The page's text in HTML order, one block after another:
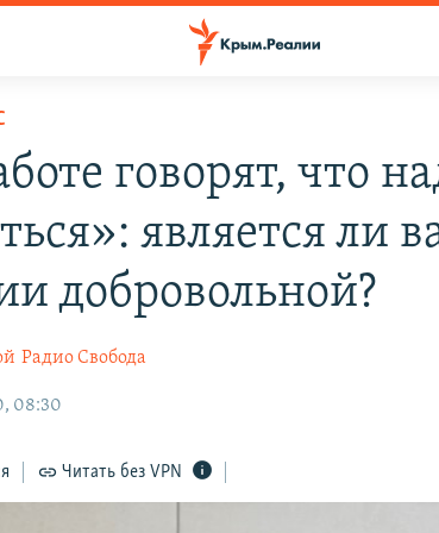
говорят, что
является ли
добровольной?
Радио Свобода
08:30
Читать без VPN